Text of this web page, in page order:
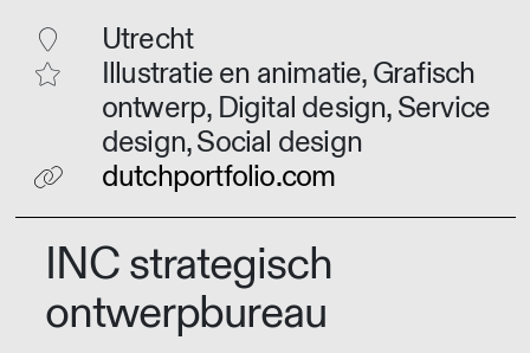
Utrecht
Illustratie en animatie, Grafisch
ontwerp, Digital design, Service
design, Social design
dutchportfolio.com
INC strategisch
ontwerpbureau